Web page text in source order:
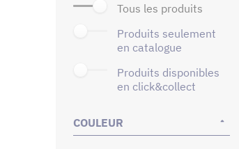
tous les produits
produits seulement
en catalogue
produits disponibles
en click&collect
COULEUR